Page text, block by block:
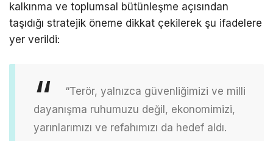
kalkınma ve toplumsal bütünleşme açısından
taşıdığı stratejik öneme dikkat çekilerek şu ifadelere
yer verildi:
“Terör, yalnızca güvenliğimizi ve milli
dayanışma ruhumuzu değil, ekonomimizi,
yarınlarımızı ve refahımızı da hedef aldı.